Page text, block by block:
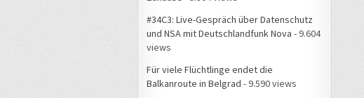
#34C3: Live-Gespräch über Datenschutz
und NSA mit Deutschlandfunk Nova - 9.604
views
Für viele Flüchtlinge endet die
Balkanroute in Belgrad - 9.590 views